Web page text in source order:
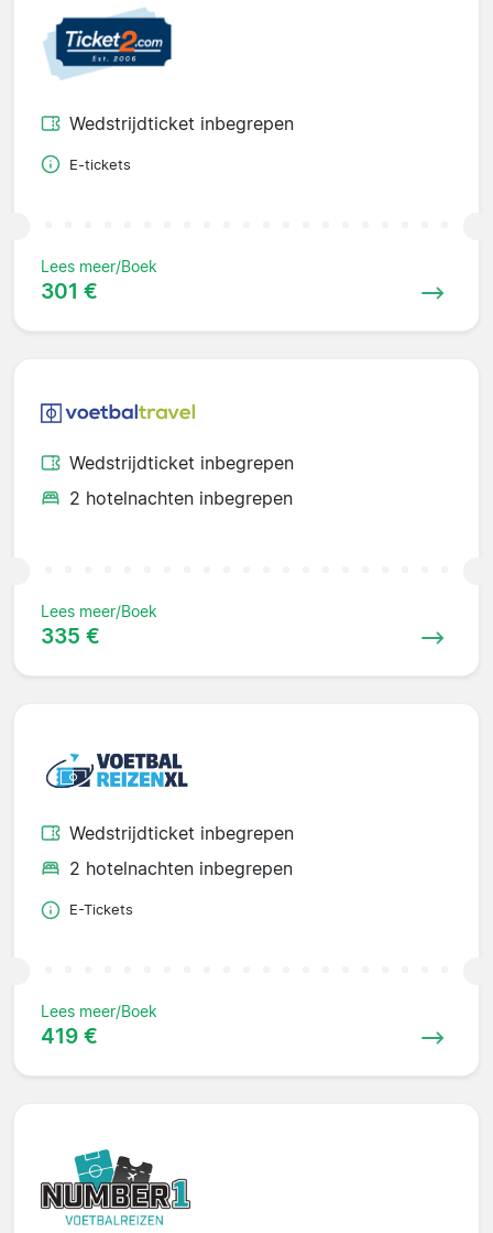
Wedstrijdticket inbegrepen
E-tickets
Lees meer/Boek
301 €
Wedstrijdticket inbegrepen
2 hotelnachten inbegrepen
Lees meer/Boek
335 €
Wedstrijdticket inbegrepen
2 hotelnachten inbegrepen
E-Tickets
Lees meer/Boek
419 €